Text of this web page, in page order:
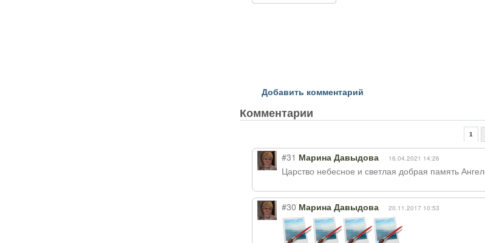
Добавить комментарий
Комментарии
1
#31 Марина Давыдова 16.04.2021 14:26
Царство небесное и светлая добрая память
#30 Марина Давыдова 20.11.2017 10:53